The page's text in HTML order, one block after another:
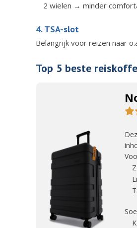
2 wielen → minder
4. TSA-slot
Belangrijk voor reizen naar
Top 5 beste